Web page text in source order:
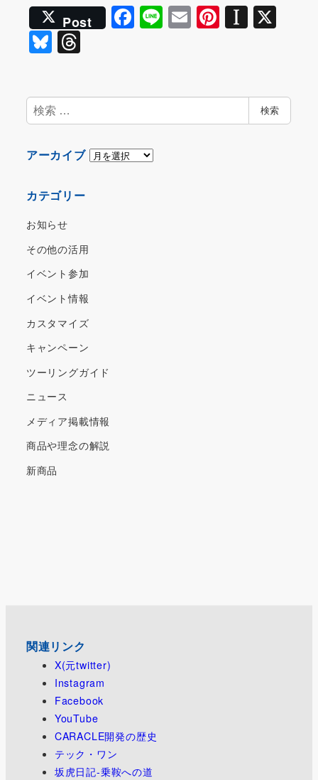
Post F
b
o
o
Li E Pi
st
In
a
p
Bl
e
s
k
y
T
e
d
s
検
索
検索
アーカイブ ア
カテゴリー
お知らせ
その他の活用
イベント参加
イベント情報
カスタマイズ
キャンペーン
ツーリングガイド
ニュース
メディア掲載情報
商品や理念の解説
新商品
関連リンク
X(元twitter)
Instagram
Facebook
YouTube
CARACLE開発の歴史
テック・ワン
坂虎日記-乗鞍への道